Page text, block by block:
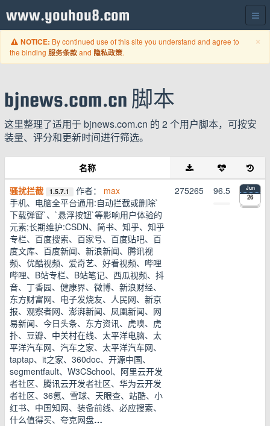
www.youhou8.com
×
NOTICE: By continued use of this site you understand and agree to
the binding 服务条款and 隐私政策.
bjnews.com.cn 脚本
这里整理了适用于 bjnews.com.cn 的 2 个用户脚本，可按安
装量、评分和更新时间进行筛选。
名称
骚扰拦截
1.5.7.1 作者： max
手机、电脑全平台通用:自动拦截或删除`
下载弹窗`、`悬浮按钮`等影响用户体验的
元素;长期维护:CSDN、简书、知乎、知乎
专栏、百度搜索、百家号、百度贴吧、百
度文库、百度新闻、新浪新闻、腾讯视
频、优酷视频、爱奇艺、好看视频、哔哩
哔哩、B站专栏、B站笔记、西瓜视频、抖
音、丁香园、健康界、微博、新浪财经、
东方财富网、电子发烧友、人民网、新京
报、观察者网、澎湃新闻、凤凰新闻、网
易新闻、今日头条、东方资讯、虎嗅、虎
扑、豆瓣、中关村在线、太平洋电脑、太
平洋汽车网、汽车之家、太平洋汽车网、
taptap、it之家、360doc、开源中国、
segmentfault、W3CSchool、阿里云开发
者社区、腾讯云开发者社区、华为云开发
者社区、36氪、雪球、天眼查、站酷、小
红书、中国知网、装备前线、必应搜索、
什么值得买、夸克网盘…
275265 96.5 Jun
26